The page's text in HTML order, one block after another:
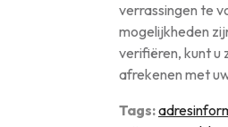
verrassingen te
mogelijkheden
verifiëren, kunt u
afrekenen met
Tags: